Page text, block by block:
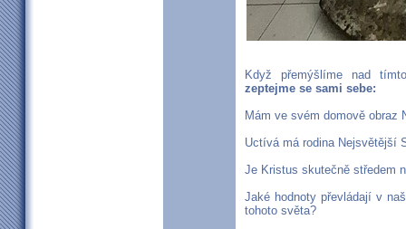
Když přemýšlíme nad
zeptejme se sami sebe:
Mám ve svém domově obraz
Uctívá má rodina Nejsvětější
Je Kristus skutečně středem
Jaké hodnoty převládají v
tohoto světa?